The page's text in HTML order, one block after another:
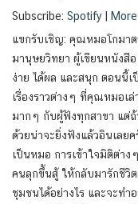
Subscribe: Spotify | More
แขกรับเชิญ: คุณหมอโกมา
มานุษยวิทยา ผู้เขียนหนังสื
ง่าย ได้ผล และสนุก ตอนนี้
เรื่องราวต่างๆ ที่คุณหมอเ
มากๆ กับผู้ฟังทุกสาขา แต่ถ้
ด้วยน่าจะยิ่งฟังแล้วอินเล
เป็นหมอ การเข้าใจมิติต่า
คนลุกขึ้นสู้ ให้กลับมารักชีวิต
ชุมชนได้อย่างไร และจะทำ